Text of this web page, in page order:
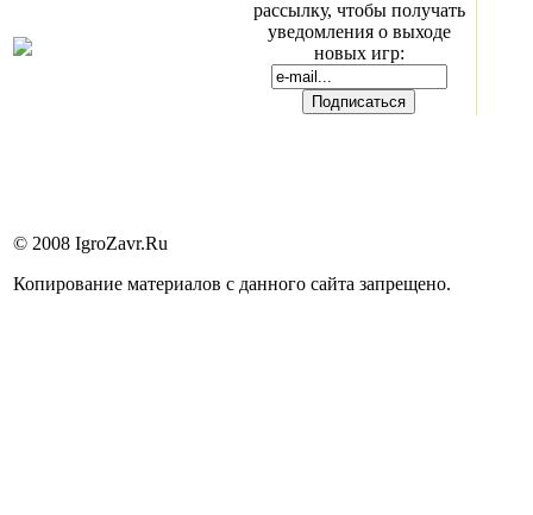
рассылку, чтобы получать
уведомления о выходе
новых игр:
© 2008 IgroZavr.Ru
Копирование материалов с данного сайта запрещено.